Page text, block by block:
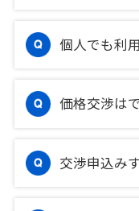
個人でも利
価格交渉は
交渉申込み